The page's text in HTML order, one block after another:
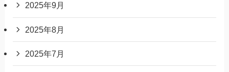
2025年9月
2025年8月
2025年7月